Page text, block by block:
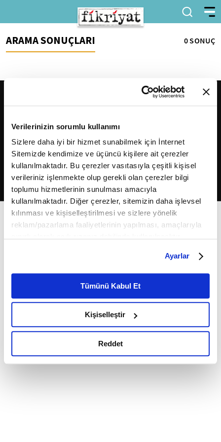
Verilerinizin sorumlu kullanımı
Sizlere daha iyi bir hizmet sunabilmek için İnternet
Sitemizde kendimize ve üçüncü kişilere ait çerezler
kullanılmaktadır. Bu çerezler vasıtasıyla çeşitli kişisel
verileriniz işlenmekte olup gerekli olan çerezler bilgi
toplumu hizmetlerinin sunulması amacıyla
kullanılmaktadır. Diğer çerezler, sitemizin daha işlevsel
kılınması ve kişiselleştirilmesi ve sizlere yönelik
reklam/pazarlama faaliyetlerinin yapılması, amaçlarıyla
belirleyebilirsiniz. Çerezlere ilişkin detaylı bilgi için
Ayarlar butonuna tıklayabilir,Çerez Bilgilendirme
Metnimizi ziyaret edebilirsiniz.
6698 sayılı Kişisel Verilerin Korunması Kanunu uyarınca
okumak ve sitemizi ziyaretiniz kapsamında
gerçekleştirilen veri işleme faaliyetleri ile ilgili daha
detaylı bilgi almak için lütfentıklayınız.
Ayarlar
Tümünü Kabul Et
Kişiselleştir
Reddet
ARAMA SONUÇLARI 0 SONUÇ
2026Fikriyat. Tüm hakları saklıdır.